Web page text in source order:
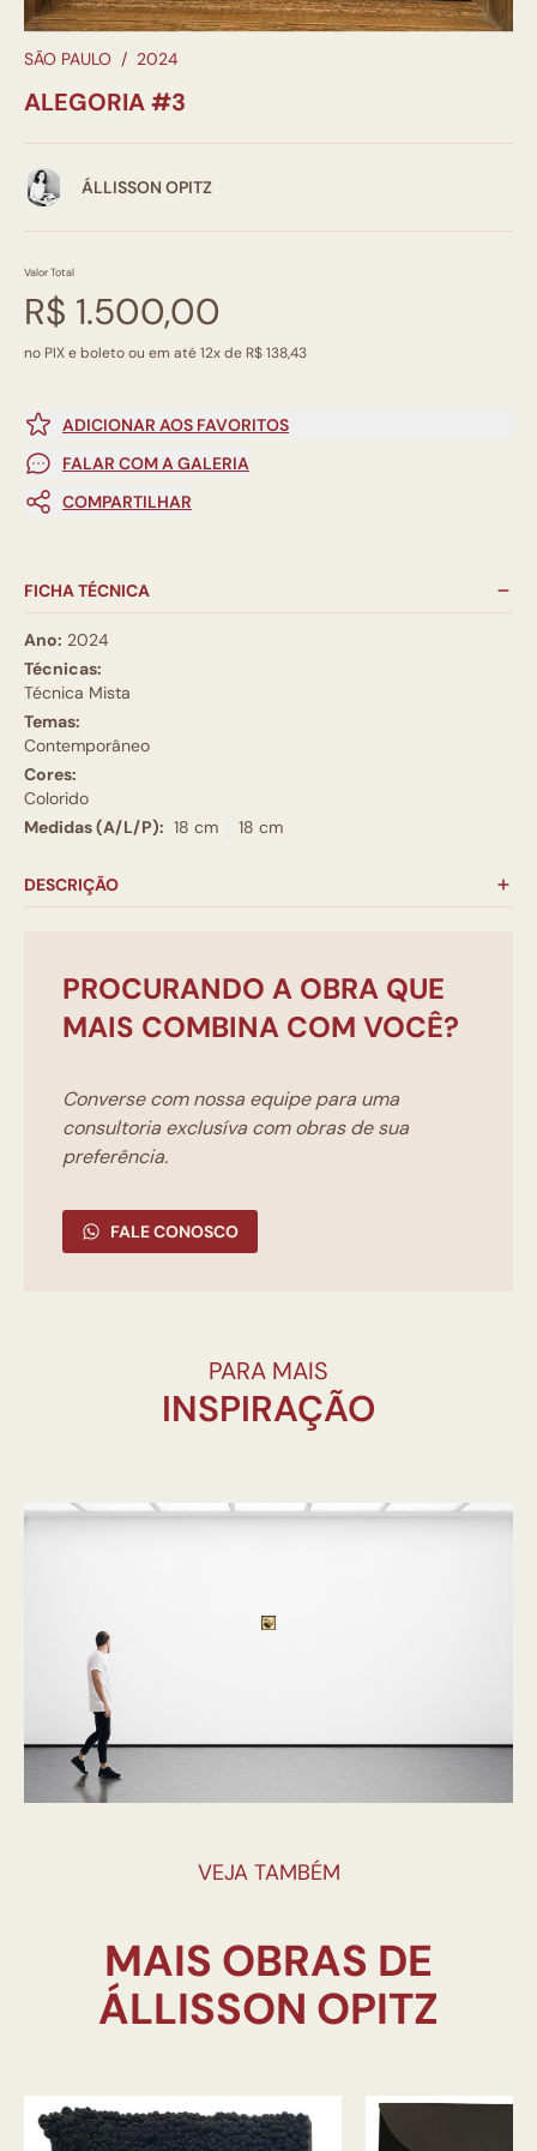
SÃO PAULO / 2024
ALEGORIA #3
ÁLLISSON OPITZ
Valor Total
R$ 1.500,00
no PIX e boleto ou em até 12x de R$ 138,43
ADICIONAR AOS FAVORITOS
FALAR COM A GALERIA
COMPARTILHAR
FICHA TÉCNICA
Ano: 2024
Técnicas:
Técnica Mista
Temas:
Contemporâneo
Cores:
Colorido
Medidas (A/L/P): 18 cm 18 cm
DESCRIÇÃO
PROCURANDO A OBRA QUE
MAIS COMBINA COM VOCÊ?
Converse com nossa equipe para uma
consultoria exclusíva com obras de sua
preferência.
FALE CONOSCO
PARA MAIS
INSPIRAÇÃO
VEJA TAMBÉM
MAIS OBRAS DE